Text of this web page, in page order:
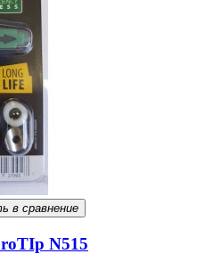
в сравнение
N515